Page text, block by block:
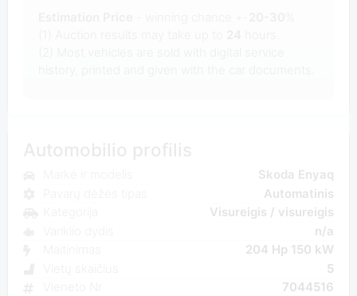
Skoda Enyaq
Automatinis
Visureigis / visureigis
n/a
204 Hp 150 kW
5
7044516